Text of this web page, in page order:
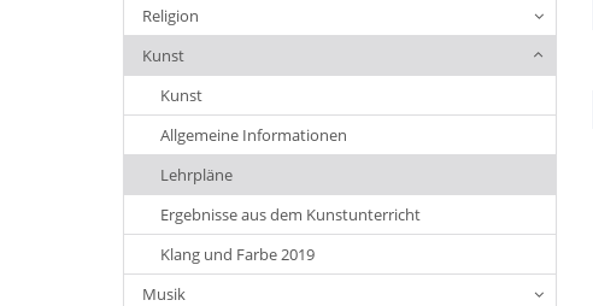
Religion
Kunst
Kunst
Allgemeine Informationen
Lehrpläne
Ergebnisse aus dem Kunstunterricht
Klang und Farbe 2019
Musik